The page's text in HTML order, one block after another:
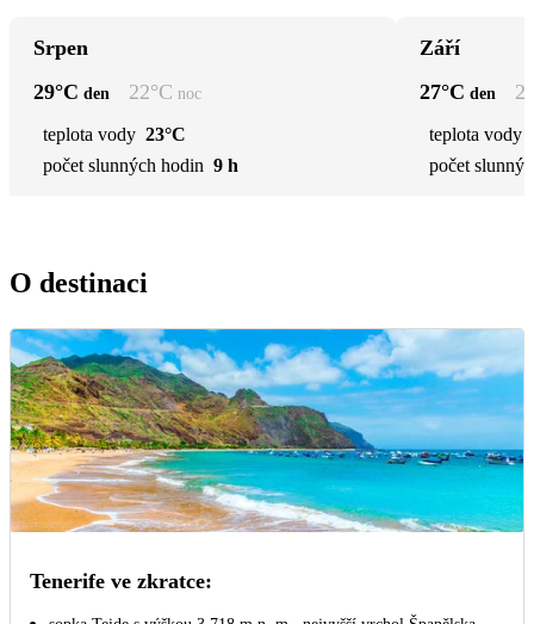
Srpen
29°C den 22°C noc
teplota vody 23°C
počet slunných hodin 9 h
Září
27°C den
teplota vody
počet
O destinaci
Tenerife ve zkratce: